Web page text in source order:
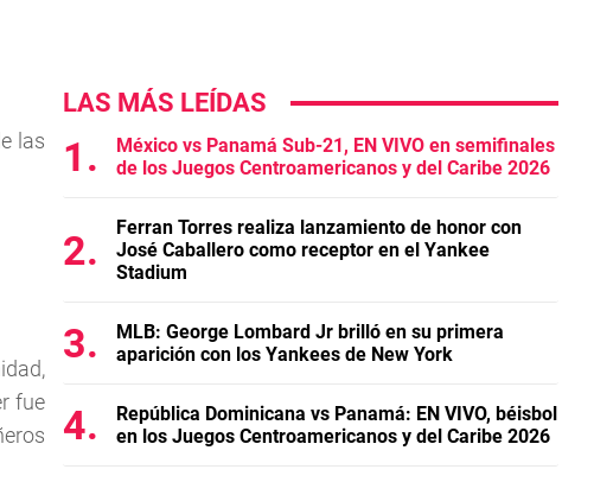
las
fue
LAS MÁS LEÍDAS
México vs Panamá Sub-21, EN VIVO en semifinales
de los Juegos Centroamericanos y del Caribe 2026
Ferran Torres realiza lanzamiento de honor con
José Caballero como receptor en el Yankee
Stadium
MLB: George Lombard Jr brilló en su primera
aparición con los Yankees de New York
República Dominicana vs Panamá: EN VIVO, béisbol
en los Juegos Centroamericanos y del Caribe 2026